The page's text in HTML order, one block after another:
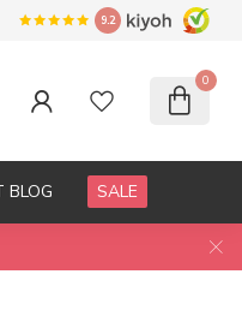
9.2
0
BLOG SALE